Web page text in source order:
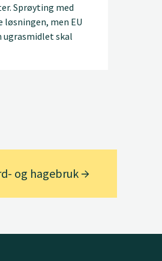
Sprøyting med
men EU
ugrasmidlet skal
og hagebruk